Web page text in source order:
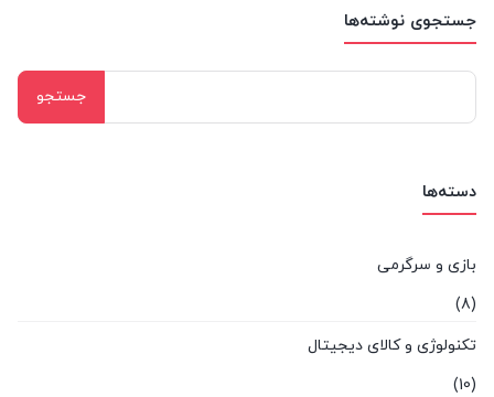
جستجوی نوشته‌ها
برای:
دسته‌ها
بازی و سرگرمی
(8)
تکنولوژی و کالای دیجیتال
(10)